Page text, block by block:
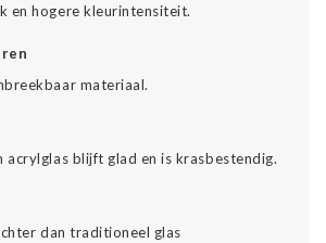
en hogere kleurintensiteit.
materiaal.
acrylglas blijft glad en is krasbestendig.
dan traditioneel glas